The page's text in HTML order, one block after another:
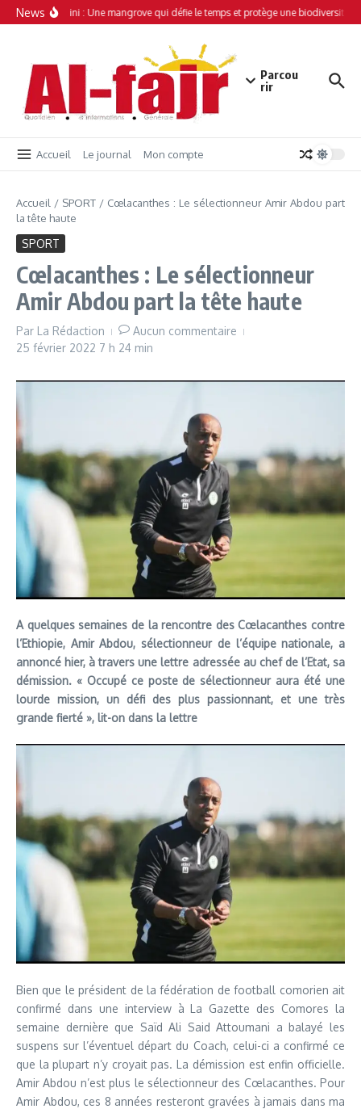
Aller au contenu
News
Simamboini : Une mangrove qui défie le temps et protège une biodiversité
Parcou
rir
Accueil Le journal Mon compte
Accueil / SPORT / Cœlacanthes : Le sélectionneur Amir Abdou part
la tête haute
SPORT
Cœlacanthes : Le sélectionneur
Amir Abdou part la tête haute
Par La Rédaction
Aucun commentaire
25 février 2022 7 h 24 min
A quelques semaines de la rencontre des Cœlacanthes contre
l’Ethiopie, Amir Abdou, sélectionneur de l’équipe nationale, a
annoncé hier, à travers une lettre adressée au chef de l’Etat, sa
démission. « Occupé ce poste de sélectionneur aura été une
lourde mission, un défi des plus passionnant, et une très
grande fierté », lit-on dans la lettre
Bien que le président de la fédération de football comorien ait
confirmé dans une interview à La Gazette des Comores la
semaine dernière que Saïd Ali Said Attoumani a balayé les
suspens sur l’éventuel départ du Coach, celui-ci a confirmé ce
que la plupart n’y croyait pas. La démission est enfin officielle.
Amir Abdou n’est plus le sélectionneur des Cœlacanthes. Pour
Amir Abdou, ces 8 années resteront gravées à jamais dans ma